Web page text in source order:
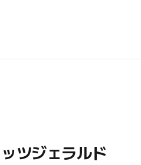
ツジェラルド